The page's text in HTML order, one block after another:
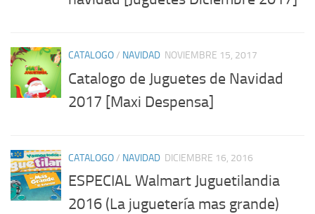
CATALOGO/ NAVIDAD NOVIEMBRE 15, 2017
Catalogo de Juguetes de Navidad
2017 [Maxi Despensa]
CATALOGO/ NAVIDAD DICIEMBRE 16, 2016
ESPECIAL Walmart Juguetilandia
2016 (La juguetería mas grande)